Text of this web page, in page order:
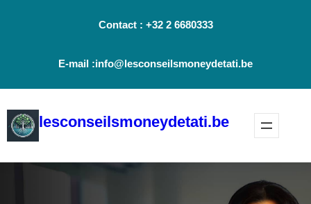
Contact : +32 2 6680333
E-mail :info@lesconseilsmoneydetati.be
lesconseilsmoneydetati.be